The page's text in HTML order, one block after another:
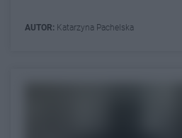
AUTOR: Katarzyna Pachelska